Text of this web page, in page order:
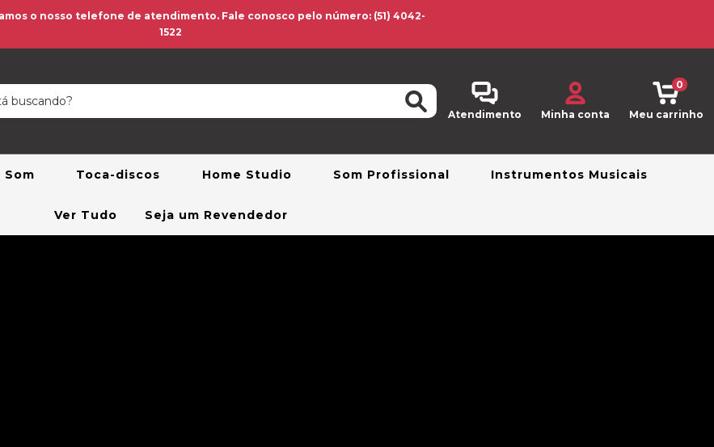
o nosso telefone de atendimento. Fale conosco pelo número: (51) 4042-
1522
Atendimento Minha conta Meu carrinho
0
Som Toca-discos Home Studio Som Profissional Instrumentos Musicais
Ver Tudo Seja um Revendedor